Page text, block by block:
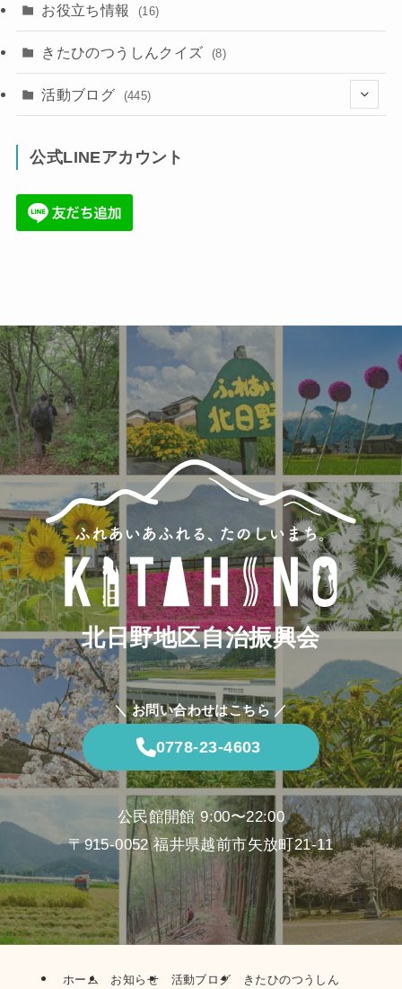
お役立ち情報 (16)
きたひのつうしんクイズ (8)
活動ブログ (445)
(86)
公式LINEアカウント
北日野地区自治振興会
＼ お問い合わせはこちら ／
0778-23-4603
公民館開館 9:00〜22:00
〒915-0052 福井県越前市矢放町21-11
ホーム お知らせ 活動ブログ きたひのつうしん